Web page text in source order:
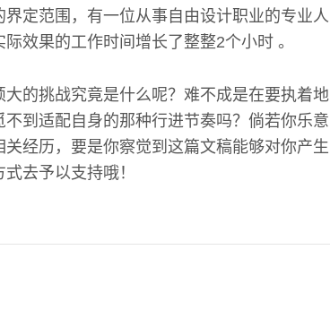
定范围，有一位从事自由设计职业的专业人
效果的工作时间增长了整整2个小时 。
的挑战究竟是什么呢？难不成是在要执着地
到适配自身的那种行进节奏吗？倘若你乐意
经历，要是你察觉到这篇文稿能够对你产生
去予以支持哦！